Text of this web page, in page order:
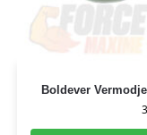
Boldever